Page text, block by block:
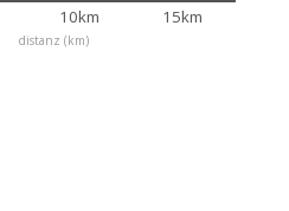
distanz (km)
10km 15km